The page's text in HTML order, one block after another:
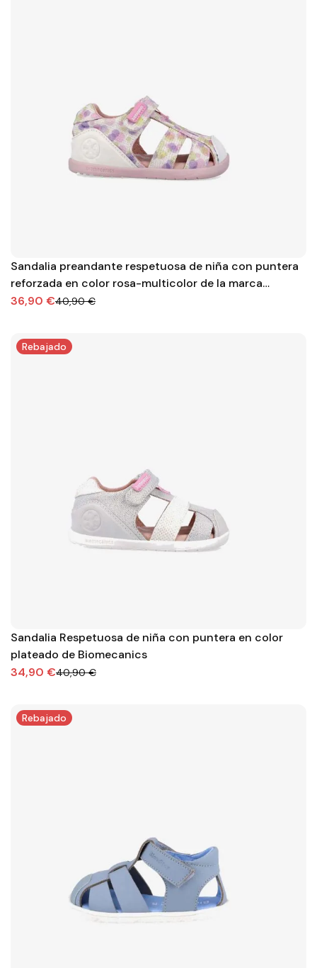
Sandalia preandante respetuosa de niña con puntera
reforzada en color rosa-multicolor de la marca
Biomecanics
36,90 €40,90 €
Rebajado
Sandalia Respetuosa de niña con puntera en color
plateado de Biomecanics
34,90 €40,90 €
Rebajado